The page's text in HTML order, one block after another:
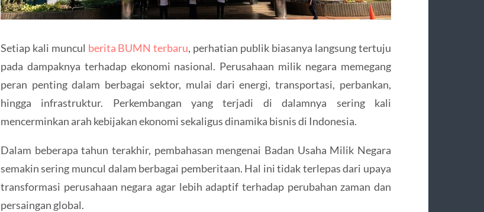
Setiap kali muncul berita BUMN terbaru, perhatian publik biasanya langsung tertuju
pada dampaknya terhadap ekonomi nasional. Perusahaan milik negara memegang
peran penting dalam berbagai sektor, mulai dari energi, transportasi, perbankan,
hingga infrastruktur. Perkembangan yang terjadi di dalamnya sering kali
mencerminkan arah kebijakan ekonomi sekaligus dinamika bisnis di Indonesia.
Dalam beberapa tahun terakhir, pembahasan mengenai Badan Usaha Milik Negara
semakin sering muncul dalam berbagai pemberitaan. Hal ini tidak terlepas dari upaya
transformasi perusahaan negara agar lebih adaptif terhadap perubahan zaman dan
persaingan global.